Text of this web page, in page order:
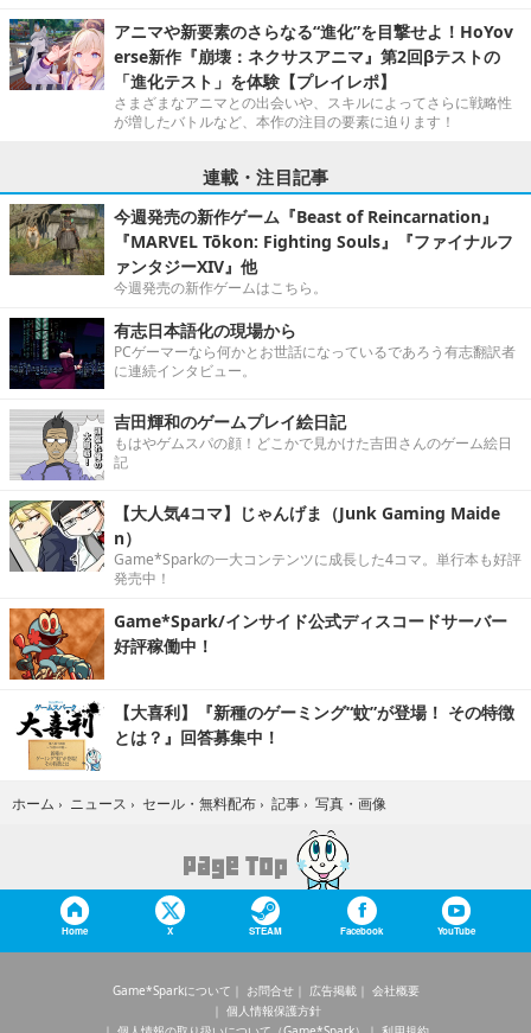
アニマや新要素のさらなる“進化”を目撃せよ！HoYov
erse新作『崩壊：ネクサスアニマ』第2回βテストの
「進化テスト」を体験【プレイレポ】
さまざまなアニマとの出会いや、スキルによってさらに戦略性
が増したバトルなど、本作の注目の要素に迫ります！
連載・注目記事
今週発売の新作ゲーム『Beast of Reincarnation』
『MARVEL Tōkon: Fighting Souls』『ファイナルフ
ァンタジーXIV』他
今週発売の新作ゲームはこちら。
有志日本語化の現場から
PCゲーマーなら何かとお世話になっているであろう有志翻訳者
に連続インタビュー。
吉田輝和のゲームプレイ絵日記
もはやゲムスパの顔！どこかで見かけた吉田さんのゲーム絵日
記
【大人気4コマ】じゃんげま（Junk Gaming Maide
n）
Game*Sparkの一大コンテンツに成長した4コマ。単行本も好評
発売中！
Game*Spark/インサイド公式ディスコードサーバー
好評稼働中！
【大喜利】『新種のゲーミング“蚊”が登場！ その特徴
とは？』回答募集中！
ホーム › ニュース › セール・無料配布 › 記事 › 写真・画像
Home X STEAM Facebook YouTube
Game*Sparkについて お問合せ 広告掲載
会社概要
個人情報保護方針